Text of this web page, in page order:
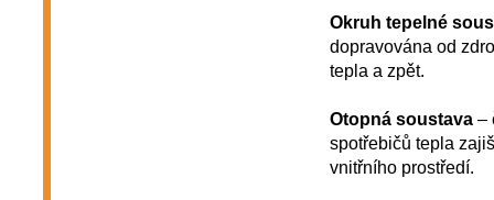
Okruh tepelné
dopravována od
tepla a zpět.
Otopná soustava–
spotřebičů tepla
vnitřního prostředí.